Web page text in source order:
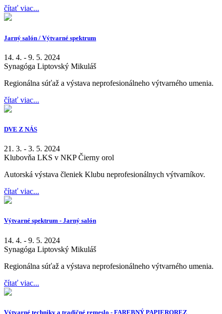
čítať viac...
Jarný salón / Výtvarné spektrum
14. 4. - 9. 5. 2024
Synagóga Liptovský Mikuláš
Regionálna súťaž a výstava neprofesionálneho výtvarného umenia.
čítať viac...
DVE Z NÁS
21. 3. - 3. 5. 2024
Klubovňa LKS v NKP Čierny orol
Autorská výstava členiek Klubu neprofesionálnych výtvarníkov.
čítať viac...
Výtvarné spektrum - Jarný salón
14. 4. - 9. 5. 2024
Synagóga Liptovský Mikuláš
Regionálna súťaž a výstava neprofesionálneho výtvarného umenia.
čítať viac...
Výtvarné techniky a tradičné remeslo - FAREBNÝ PAPIEROREZ